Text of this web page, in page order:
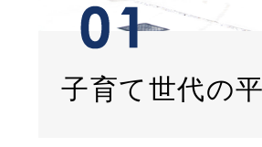
子育て世代の